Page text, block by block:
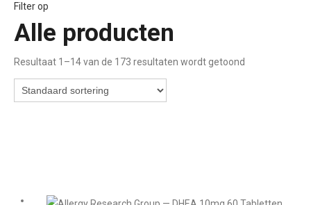
Filter op
Alle producten
Resultaat 1–14 van de 173 resultaten wordt getoond